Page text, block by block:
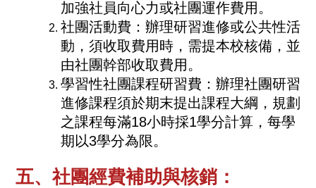
加強社員向心力或社團運作費用。
社團活動費：辦理研習進修或公共性活
動，須收取費用時，需提本校核備，並
由社團幹部收取費用。
學習性社團課程研習費：辦理社團研習
進修課程須於期末提出課程大綱，規劃
之課程每滿18小時採1學分計算，每學
期以3學分為限。
五、社團經費補助與核銷：